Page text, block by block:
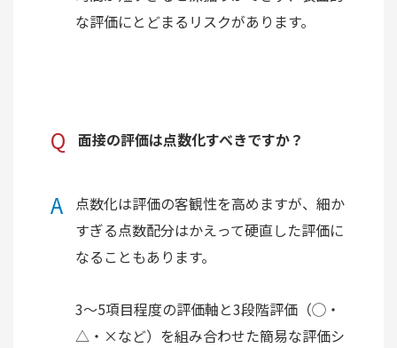
な評価にとどまるリスクがあります。
Q 面接の評価は点数化すべきですか？
A
点数化は評価の客観性を高めますが、細か
すぎる点数配分はかえって硬直した評価に
なることもあります。
3〜5項目程度の評価軸と3段階評価（◯・
△・×など）を組み合わせた簡易な評価シ